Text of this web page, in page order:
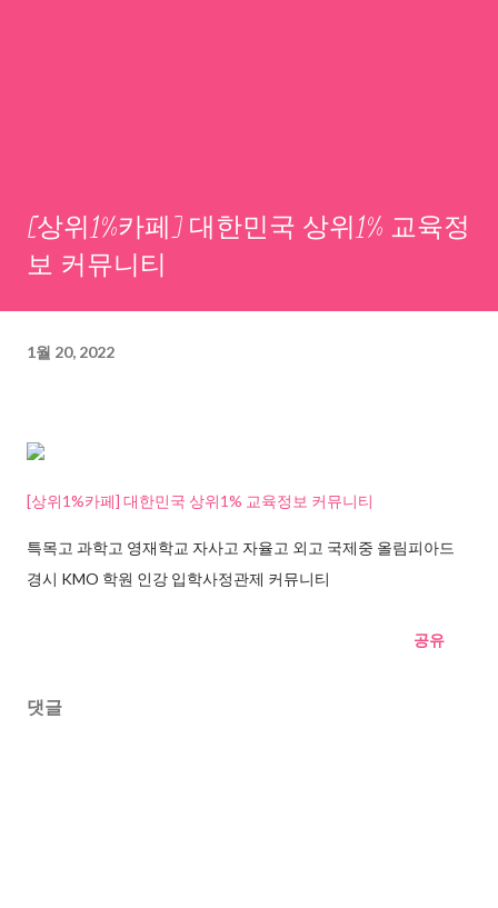
[상위1%카페] 대한민국 상위1% 교육정
보 커뮤니티
1월 20, 2022
[상위1%카페] 대한민국 상위1% 교육정보 커뮤니티
특목고 과학고 영재학교 자사고 자율고 외고 국제중 올림피아드
경시 KMO 학원 인강 입학사정관제 커뮤니티
공유
댓글